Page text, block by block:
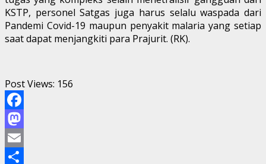
KSTP, personel Satgas juga harus selalu waspada dari
Pandemi Covid-19 maupun penyakit malaria yang setiap
saat dapat menjangkiti para Prajurit. (RK).
Post Views: 156
Facebook
Mastodon
Email